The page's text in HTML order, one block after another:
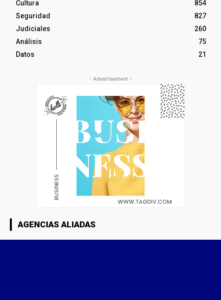
Cultura
854
Seguridad
827
Judiciales
260
Análisis
75
Datos
21
- Advertisement -
AGENCIAS ALIADAS